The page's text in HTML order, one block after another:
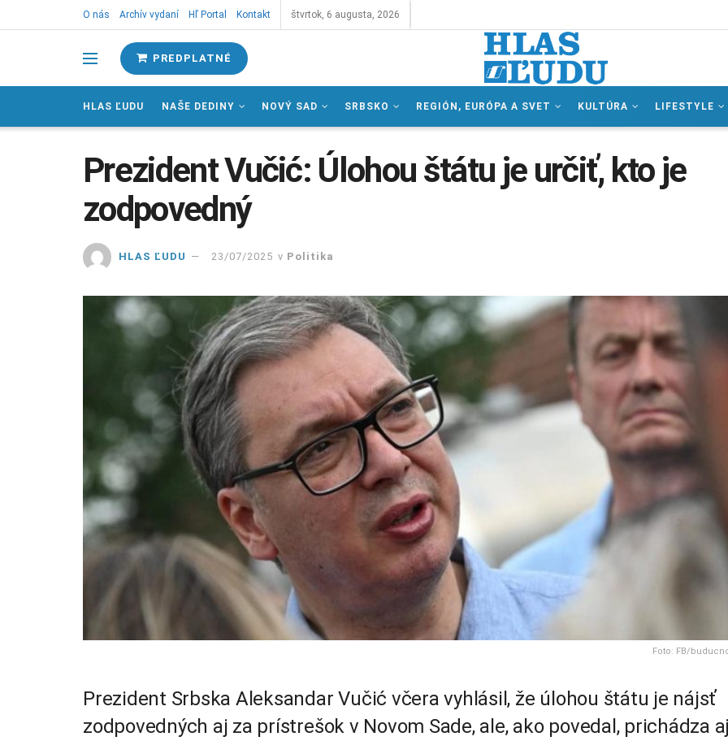
O nás Archív vydaní Hľ Portal Kontakt štvrtok, 6 augusta, 2026
PREDPLATNÉ
HLAS ĽUDU NAŠE DEDINY NOVÝ SAD SRBSKO REGIÓN, EURÓPA A SVET KULTÚRA LIFESTYLE
Prezident Vučić: Úlohou štátu je určiť, kto je
zodpovedný
HLAS ĽUDU 23/07/2025 v Politika
Foto: FB/
Prezident Srbska Aleksandar Vučić včera vyhlásil, že úlohou štátu je nájsť
zodpovedných aj za prístrešok v Novom Sade, ale, ako povedal, prichádza